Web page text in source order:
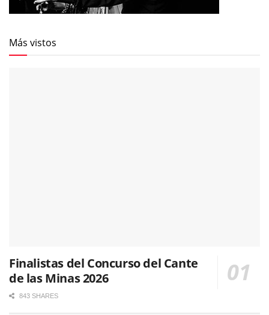
Más vistos
Finalistas del Concurso del Cante
de las Minas 2026
843 SHARES